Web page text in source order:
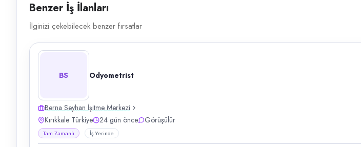
Benzer İş İlanları
İlginizi çekebilecek benzer fırsatlar
BS Odyometrist
Berna Seyhan İşitme Merkezi
Kırıkkale Türkiye
24 gün önce Görüşülür
Tam Zamanlı İş Yerinde